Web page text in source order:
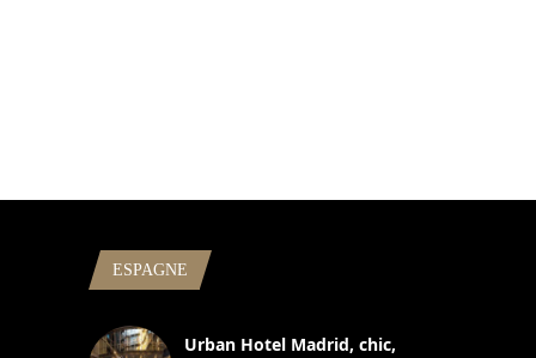
ESPAGNE
Urban Hotel Madrid, chic,